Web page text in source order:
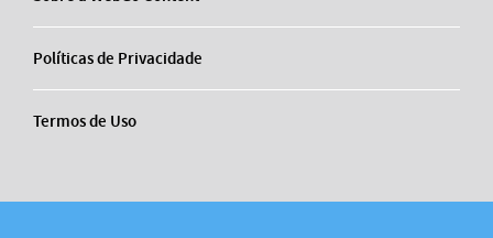
Políticas de Privacidade
Termos de Uso